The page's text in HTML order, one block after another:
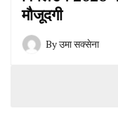
मौजूदगी
Byउमा सक्सेना